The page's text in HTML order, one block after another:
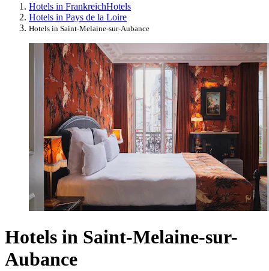
Hotels in FrankreichHotels
Hotels in Pays de la Loire
Hotels in Saint-Melaine-sur-Aubance
Hotels in Saint-Melaine-sur-
Aubance